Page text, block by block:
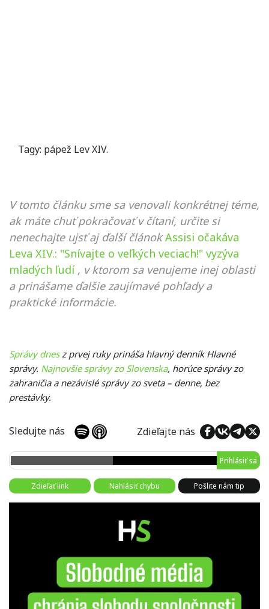
Tagy: pápež Lev XIV.
V tomto článku sme sa venovali konkrétnej téme,
ak máte chuť pokračovať v čítaní, určite si
nenechajte ujsť aj ďalší článok Assisi očakáva
Leva XIV.: "Snívajte o veľkých veciach!" vyzýva
mladých ľudí , v ktorom sa venujeme inej oblasti
a prinášame ďalšie zaujímavé pohľady a
praktické informácie.
Správy dnesz prvej ruky prináša hlavný denník Hlavné
správy. Najnovšie správy zo Slovenska, horúce správy zo
zahraničia a nezávislé správy zo sveta – denne, bez
prestávky.
Sledujte nás Zdieľajte nás
Prihlásiť sa
Zdieľať link Nahlásiť chybu Pošlite nám tip